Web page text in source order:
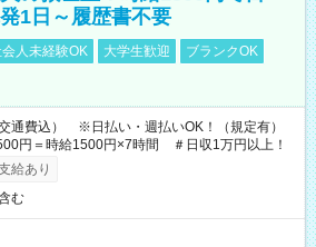
1日～履歴書不要
人未経験OK 大学生歓迎
ブランクOK
通費込） ※日払い・週払いOK！（規定有）
円＝時給1500円×7時間 ＃日収1万円以上！
給あり
む